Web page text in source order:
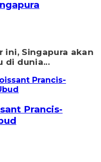
ini, Singapura akan
di dunia...
Prancis-